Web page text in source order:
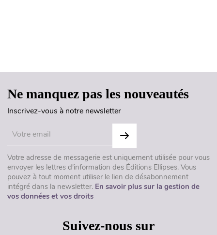
Ne manquez pas les nouveautés
Inscrivez-vous à notre newsletter
Votre adresse de messagerie est uniquement utilisée pour vous
envoyer les lettres d'information des Éditions Ellipses. Vous
pouvez à tout moment utiliser le lien de désabonnement
intégré dans la newsletter. En savoir plus sur la gestion de
vos données et vos droits
Suivez-nous sur